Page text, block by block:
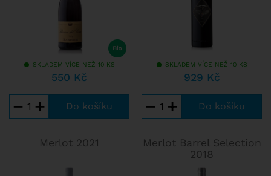
SKLADEM VÍCE NEŽ 10 KS
550 Kč
− +
SKLADEM VÍCE NEŽ 10 KS
929 Kč
− +
Merlot 2021
Merlot Barrel Selection
2018